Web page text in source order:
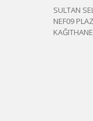
SULTAN
NEF09